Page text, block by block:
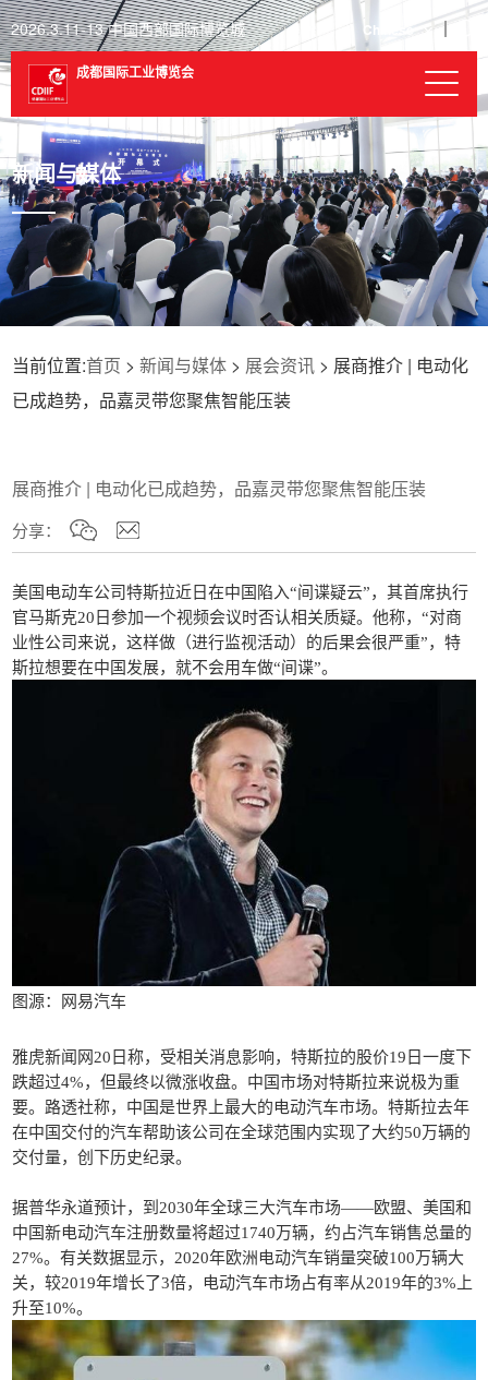
2026.3.11-13 中国西部国际博览城 Chinese
成都国际工业博览会
新闻与媒体
当前位置:首页 >新闻与媒体 > 展会资讯 > 展商推介 | 电动化
已成趋势，品嘉灵带您聚焦智能压装
展商推介 | 电动化已成趋势，品嘉灵带您聚焦智能压装
分享：
美国电动车公司特斯拉近日在中国陷入“间谍疑云”，其首席执行
官马斯克20日参加一个视频会议时否认相关质疑。他称，“对商
业性公司来说，这样做（进行监视活动）的后果会很严重”，特
斯拉想要在中国发展，就不会用车做“间谍”。
图源：网易汽车
雅虎新闻网20日称，受相关消息影响，特斯拉的股价19日一度下
跌超过4%，但最终以微涨收盘。中国市场对特斯拉来说极为重
要。路透社称，中国是世界上最大的电动汽车市场。特斯拉去年
在中国交付的汽车帮助该公司在全球范围内实现了大约50万辆的
交付量，创下历史纪录。
据普华永道预计，到2030年全球三大汽车市场——欧盟、美国和
中国新电动汽车注册数量将超过1740万辆，约占汽车销售总量的
27%。有关数据显示，2020年欧洲电动汽车销量突破100万辆大
关，较2019年增长了3倍，电动汽车市场占有率从2019年的3%上
升至10%。